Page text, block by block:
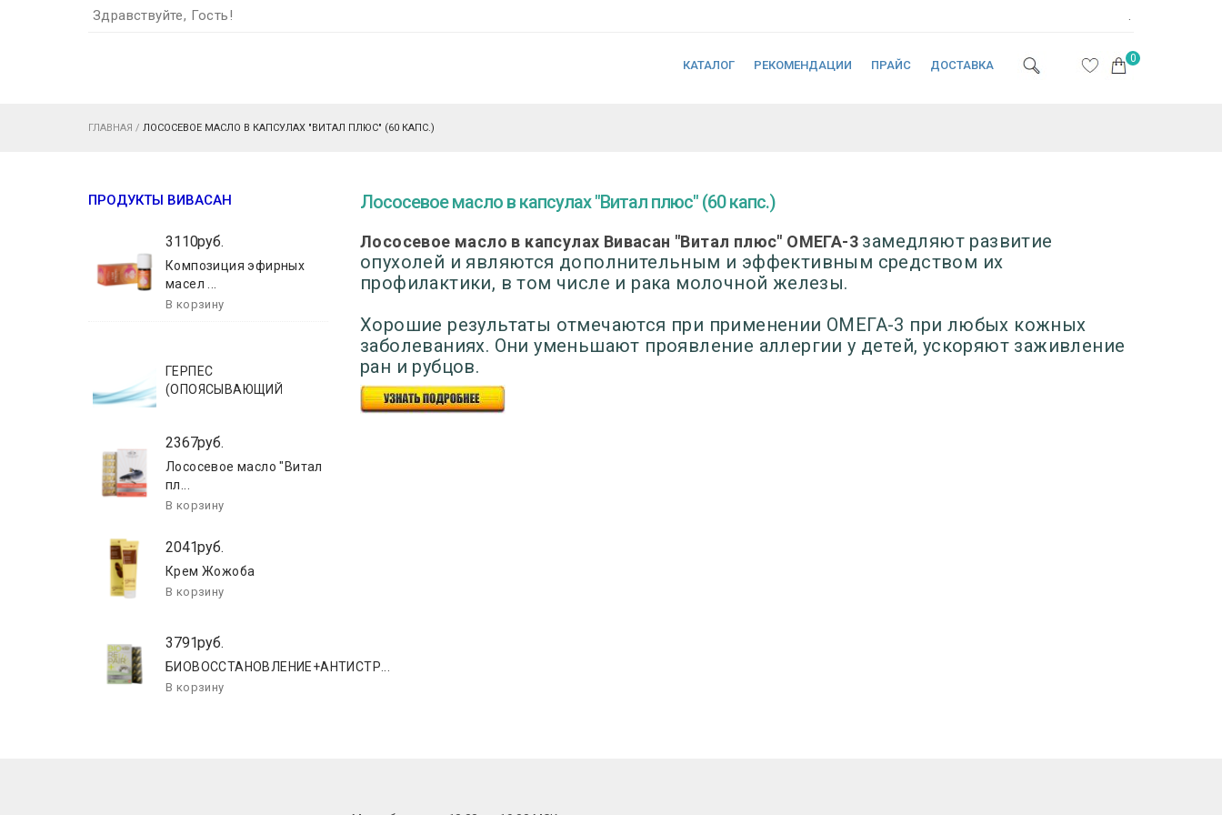
Здравствуйте, Гость! .
КАТАЛОГ РЕКОМЕНДАЦИИ ПРАЙС ДОСТАВКА 0
ГЛАВНАЯ / ЛОСОСЕВОЕ МАСЛО В КАПСУЛАХ "ВИТАЛ ПЛЮС" (60 КАПС.)
Лососевое масло в капсулах "Витал плюс" (60 капс.)
Лососевое масло в капсулах Вивасан "Витал плюс" ОМЕГА-3 замедляют развитие
опухолей и являются дополнительным и эффективным средством их
профилактики, в том числе и рака молочной железы.
Хорошие результаты отмечаются при применении ОМЕГА-3 при любых кожных
заболеваниях. Они уменьшают проявление аллергии у детей, ускоряют заживление
ран и рубцов.
ПРОДУКТЫ ВИВАСАН
3110руб.
Композиция эфирных
масел ...
ГЕРПЕС
(ОПОЯСЫВАЮЩИЙ
2367руб.
Лососевое масло "Витал
пл...
2041руб.
Крем Жожоба
3791руб.
БИОВОССТАНОВЛЕНИЕ+АНТИСТР...